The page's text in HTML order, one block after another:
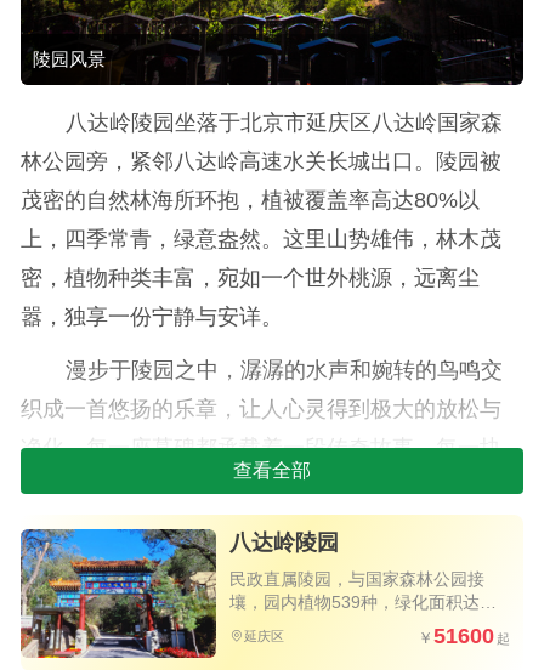
陵园风景
八达岭陵园坐落于北京市延庆区八达岭国家森
林公园旁，紧邻八达岭高速水关长城出口。陵园被
茂密的自然林海所环抱，植被覆盖率高达80%以
上，四季常青，绿意盎然。这里山势雄伟，林木茂
密，植物种类丰富，宛如一个世外桃源，远离尘
嚣，独享一份宁静与安详。
漫步于陵园之中，潺潺的水声和婉转的鸟鸣交
织成一首悠扬的乐章，让人心灵得到极大的放松与
净化。每一座墓碑都承载着一段传奇故事，每一块
石碑都镌刻着不朽的功勋与荣誉。这里安葬着众多
社会名流与杰出人物，他们的墓碑不仅是对逝者的
一种纪念，更是对后人的一种激励与启迪。
八达岭陵园深知服务的重要性，因此组建了一
支专业的管理团队和服务团队，致力于为每一位客
查看全部
八达岭陵园
民政直属陵园，与国家森林公园接
壤，园内植物539种，绿化面积达
延庆区 51600